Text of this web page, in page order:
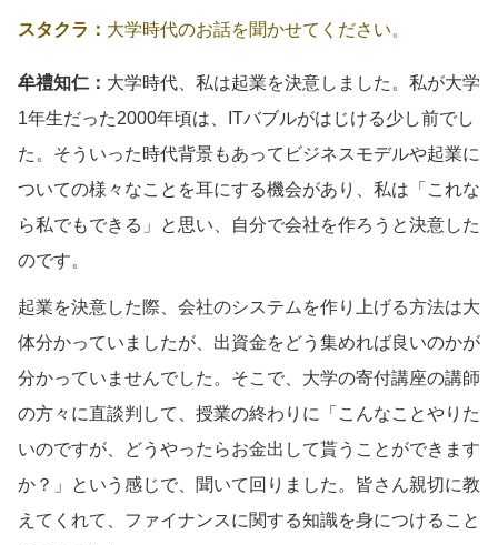
スタクラ： 大学時代のお話を聞かせてください。
牟禮知仁： 大学時代、私は起業を決意しました。私が大学
1年生だった2000年頃は、ITバブルがはじける少し前でし
た。そういった時代背景もあってビジネスモデルや起業に
ついての様々なことを耳にする機会があり、私は「これな
ら私でもできる」と思い、自分で会社を作ろうと決意した
のです。
起業を決意した際、会社のシステムを作り上げる方法は大
体分かっていましたが、出資金をどう集めれば良いのかが
分かっていませんでした。そこで、大学の寄付講座の講師
の方々に直談判して、授業の終わりに「こんなことやりた
いのですが、どうやったらお金出して貰うことができます
か？」という感じで、聞いて回りました。皆さん親切に教
えてくれて、ファイナンスに関する知識を身につけること